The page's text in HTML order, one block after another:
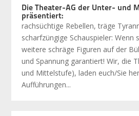
Die Theater-AG der Unter- und
präsentiert:
rachsüchtige Rebellen, träge
scharfzüngige Schauspieler: Wenn
weitere schräge Figuren auf der
und Spannung garantiert! Wir, die
und Mittelstufe), laden euch/Sie
Aufführungen...